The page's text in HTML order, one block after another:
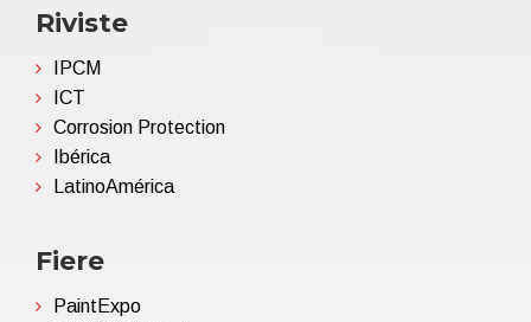
Riviste
IPCM
ICT
Corrosion Protection
Ibérica
LatinoAmérica
Fiere
PaintExpo